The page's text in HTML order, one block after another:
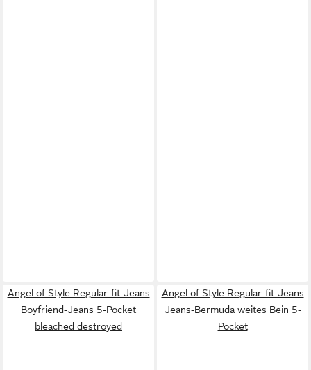
Angel of Style Regular-fit-Jeans
Boyfriend-Jeans 5-Pocket
bleached destroyed
Angel of Style Regular-fit-Jeans
Jeans-Bermuda weites Bein 5-
Pocket